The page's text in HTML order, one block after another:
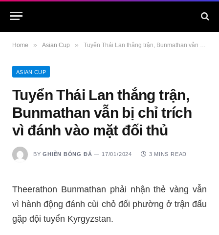
Home » Asian Cup » Tuyển Thái Lan thắng trận, Bunmathan vẫn bị chỉ trích vì đánh vào mặt đối thủ
ASIAN CUP
Tuyển Thái Lan thắng trận,
Bunmathan vẫn bị chỉ trích
vì đánh vào mặt đối thủ
BY GHIỀN BÓNG ĐÁ 17/01/2024 3 MINS READ
Theerathon Bunmathan phải nhận thẻ vàng vẫn
vì hành động đánh cùi chỏ đối phường ở trận đấu
gặp đội tuyển Kyrgyzstan.